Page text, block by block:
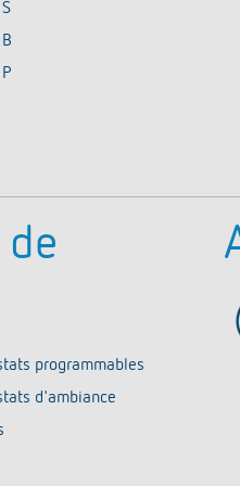
programmables
d'ambiance